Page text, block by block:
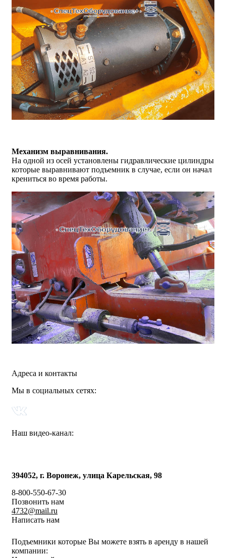
Механизм выравнивания.
На одной из осей установлены гидравлические цилиндры
которые выравнивают подъемник в случае, если он начал
крениться во время работы.
Адреса и контакты
Мы в социальных сетях:
Наш видео-канал:
394052, г. Воронеж, улица Карельская, 98
8-800-550-67-30
Позвонить нам
4732@mail.ru
Написать нам
Подъемники которые Вы можете взять в аренду в нашей
компании: